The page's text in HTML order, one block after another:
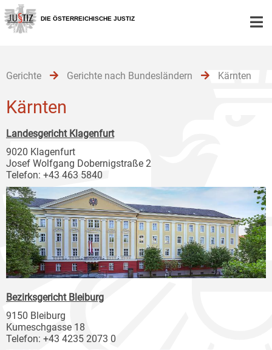
Zur
Hauptnavigation
[1]
Zum
Inhalt
[2]
Zum
Untermenü
[3]
DIE ÖSTERREICHISCHE JUSTIZ
Gerichte Gerichte nach Bundesländern Kärnten
Kärnten
Landesgericht Klagenfurt
9020 Klagenfurt
Josef Wolfgang Dobernigstraße 2
Telefon: +43 463 5840
Bezirksgericht Bleiburg
9150 Bleiburg
Kumeschgasse 18
Telefon: +43 4235 2073 0